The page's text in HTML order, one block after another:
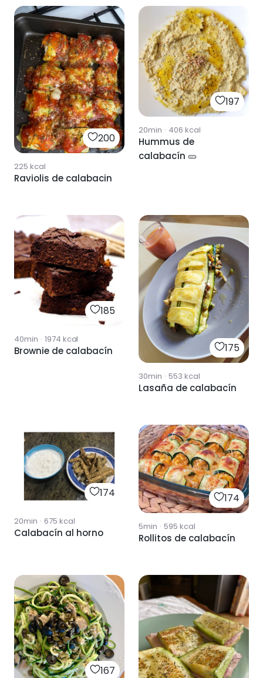
200
225 kcal
Raviolis de calabacin
197
20min · 406 kcal
Hummus de
calabacín 🥒
185
40min · 1974 kcal
Brownie de calabacín 175
30min · 553 kcal
Lasaña de calabacín
174
20min · 675 kcal
Calabacín al horno
174
5min · 595 kcal
Rollitos de calabacín
167